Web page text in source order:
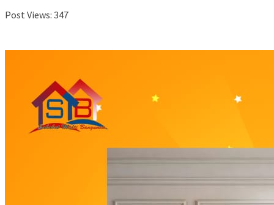
Post Views: 347